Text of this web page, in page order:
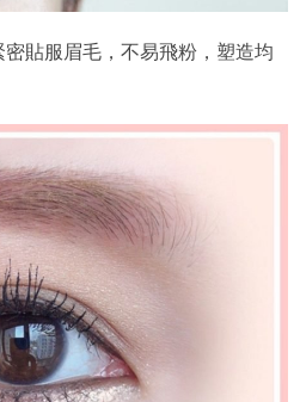
貼服眉毛，不易飛粉，塑造均